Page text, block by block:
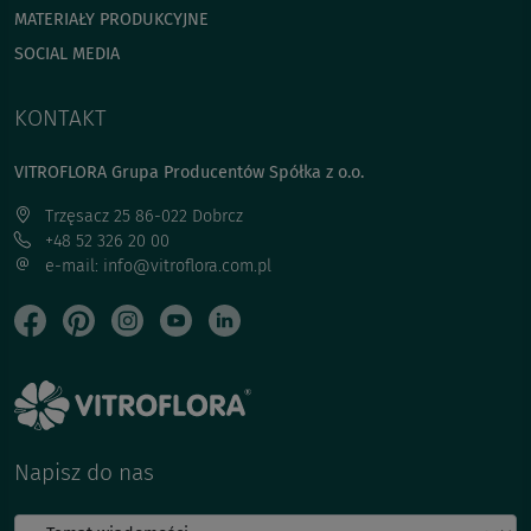
MATERIAŁY PRODUKCYJNE
SOCIAL MEDIA
KONTAKT
VITROFLORA Grupa Producentów Spółka z o.o.
Trzęsacz 25 86-022 Dobrcz
+48 52 326 20 00
e-mail: info@vitroflora.com.pl
Napisz do nas